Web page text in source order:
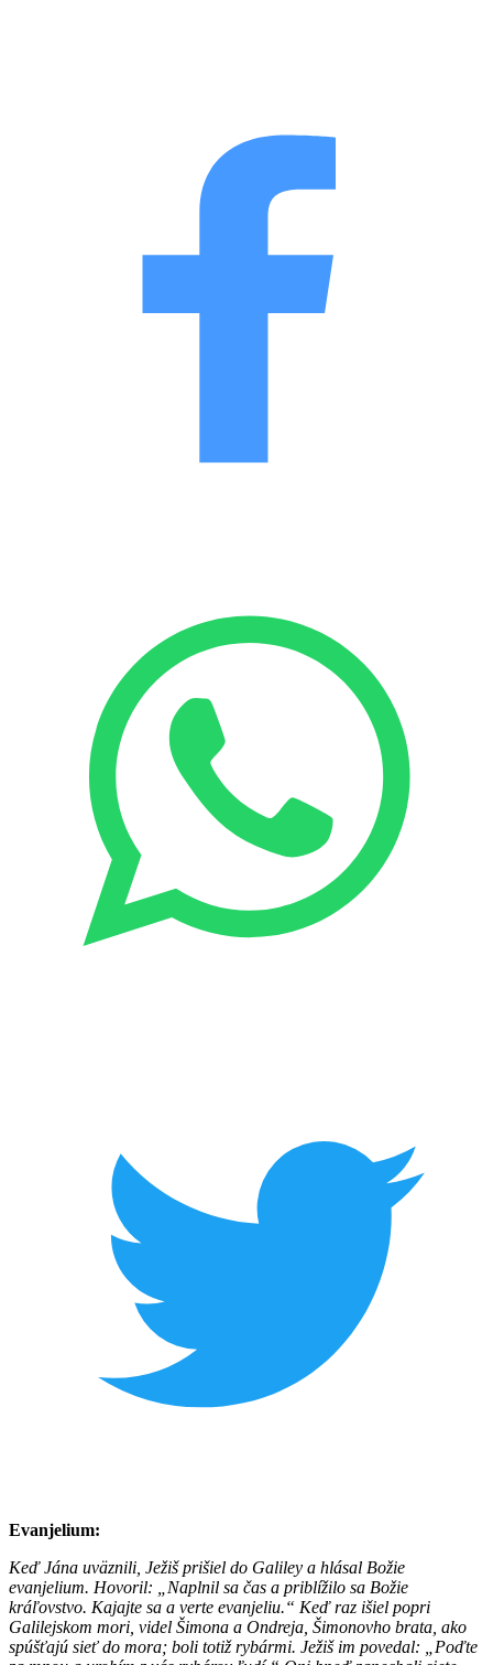
Evanjelium:
Keď Jána uväznili, Ježiš prišiel do Galiley a hlásal Božie
evanjelium. Hovoril: „Naplnil sa čas a priblížilo sa Božie
kráľovstvo. Kajajte sa a verte evanjeliu.“ Keď raz išiel popri
Galilejskom mori, videl Šimona a Ondreja, Šimonovho brata, ako
spúšťajú sieť do mora; boli totiž rybármi. Ježiš im povedal: „Poďte